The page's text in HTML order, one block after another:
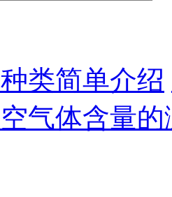
类简单介绍
气体含量